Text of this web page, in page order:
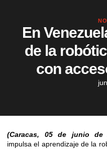
En
de la
con
(Caracas, 05 de junio de
impulsa el aprendizaje de la